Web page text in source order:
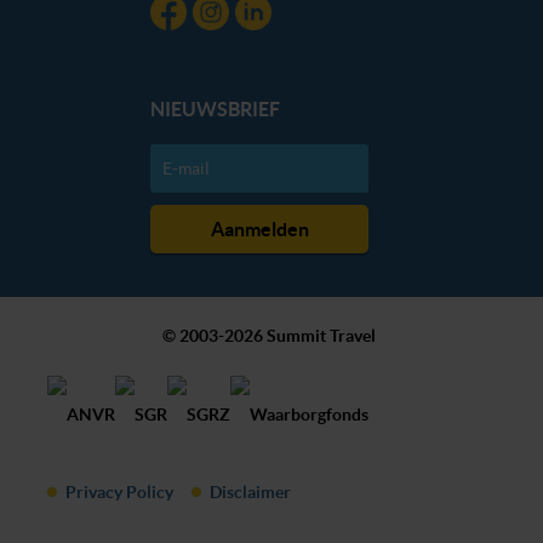
NIEUWSBRIEF
© 2003-2026 Summit Travel
Privacy Policy Disclaimer